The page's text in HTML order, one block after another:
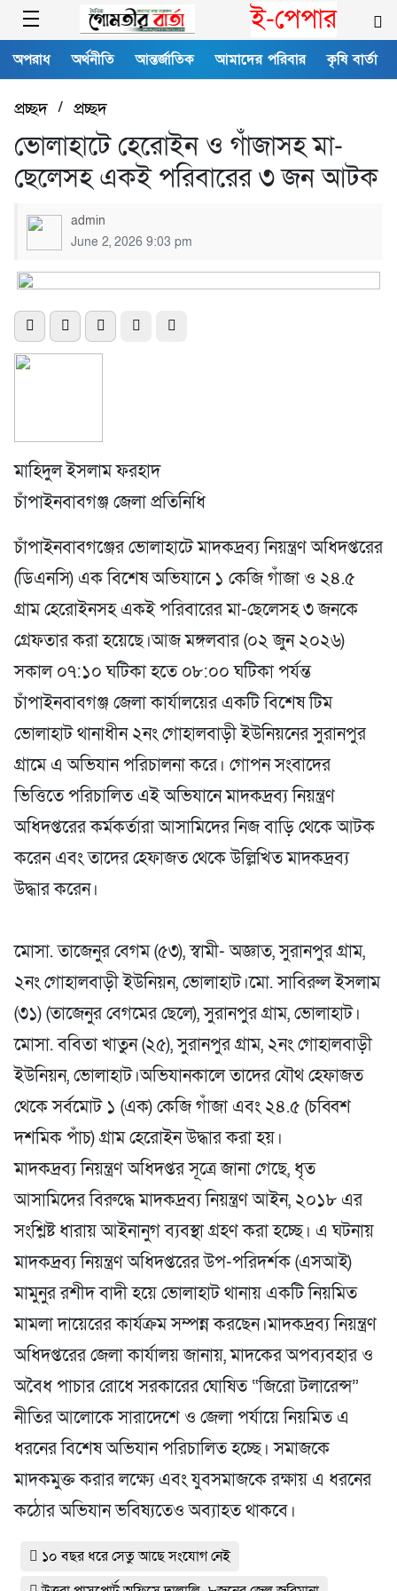
ই-পেপার
অপরাধ অর্থনীতি আন্তর্জাতিক আমাদের পরিবার কৃষি বার্তা
প্রচ্ছদ/ প্রচ্ছদ
ভোলাহাটে হেরোইন ও গাঁজাসহ মা-
ছেলেসহ একই পরিবারের ৩ জন আটক
admin
June 2, 2026 9:03 pm
মাহিদুল ইসলাম ফরহাদ
​চাঁপাইনবাবগঞ্জ জেলা প্রতিনিধি
চাঁপাইনবাবগঞ্জের ভোলাহাটে মাদকদ্রব্য নিয়ন্ত্রণ অধিদপ্তরের
(ডিএনসি) এক বিশেষ অভিযানে ১ কেজি গাঁজা ও ২৪.৫
গ্রাম হেরোইনসহ একই পরিবারের মা-ছেলেসহ ৩ জনকে
গ্রেফতার করা হয়েছে।​আজ মঙ্গলবার (০২ জুন ২০২৬)
সকাল ০৭:১০ ঘটিকা হতে ০৮:০০ ঘটিকা পর্যন্ত
চাঁপাইনবাবগঞ্জ জেলা কার্যালয়ের একটি বিশেষ টিম
ভোলাহাট থানাধীন ২নং গোহালবাড়ী ইউনিয়নের সুরানপুর
গ্রামে এ অভিযান পরিচালনা করে। গোপন সংবাদের
ভিত্তিতে পরিচালিত এই অভিযানে মাদকদ্রব্য নিয়ন্ত্রণ
অধিদপ্তরের কর্মকর্তারা আসামিদের নিজ বাড়ি থেকে আটক
করেন এবং তাদের হেফাজত থেকে উল্লিখিত মাদকদ্রব্য
উদ্ধার করেন।
​মোসা. তাজেনুর বেগম (৫৩), স্বামী- অজ্ঞাত, সুরানপুর গ্রাম,
২নং গোহালবাড়ী ইউনিয়ন, ভোলাহাট।​মো. সাবিরুল ইসলাম
(৩১) (তাজেনুর বেগমের ছেলে), সুরানপুর গ্রাম, ভোলাহাট।
​মোসা. ববিতা খাতুন (২৫), সুরানপুর গ্রাম, ২নং গোহালবাড়ী
ইউনিয়ন, ভোলাহাট।​অভিযানকালে তাদের যৌথ হেফাজত
থেকে সর্বমোট ১ (এক) কেজি গাঁজা এবং ২৪.৫ (চব্বিশ
দশমিক পাঁচ) গ্রাম হেরোইন উদ্ধার করা হয়।
​মাদকদ্রব্য নিয়ন্ত্রণ অধিদপ্তর সূত্রে জানা গেছে, ধৃত
আসামিদের বিরুদ্ধে মাদকদ্রব্য নিয়ন্ত্রণ আইন, ২০১৮ এর
সংশ্লিষ্ট ধারায় আইনানুগ ব্যবস্থা গ্রহণ করা হচ্ছে। এ ঘটনায়
মাদকদ্রব্য নিয়ন্ত্রণ অধিদপ্তরের উপ-পরিদর্শক (এসআই)
মামুনুর রশীদ বাদী হয়ে ভোলাহাট থানায় একটি নিয়মিত
মামলা দায়েরের কার্যক্রম সম্পন্ন করছেন।​মাদকদ্রব্য নিয়ন্ত্রণ
অধিদপ্তরের জেলা কার্যালয় জানায়, মাদকের অপব্যবহার ও
অবৈধ পাচার রোধে সরকারের ঘোষিত “জিরো টলারেন্স”
নীতির আলোকে সারাদেশে ও জেলা পর্যায়ে নিয়মিত এ
ধরনের বিশেষ অভিযান পরিচালিত হচ্ছে। সমাজকে
মাদকমুক্ত করার লক্ষ্যে এবং যুবসমাজকে রক্ষায় এ ধরনের
কঠোর অভিযান ভবিষ্যতেও অব্যাহত থাকবে।
১০ বছর ধরে সেতু আছে সংযোগ নেই